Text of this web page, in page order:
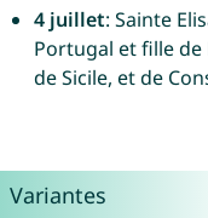
4 juillet: Sainte
Portugal et fille de
de Sicile, et de
Variantes